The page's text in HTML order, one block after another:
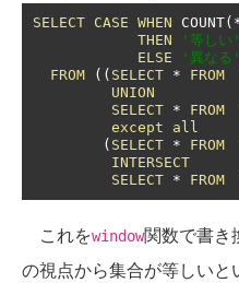
SELECT CASE WHEN COUNT
THEN
'等しい'
ELSE
'異なる'
FROM
(( SELECT * FROM
UNION
SELECT * FROM
except
all
( SELECT * FROM
INTERSECT
SELECT * FROM
これをwindow関数で書き
の視点から集合が等しい